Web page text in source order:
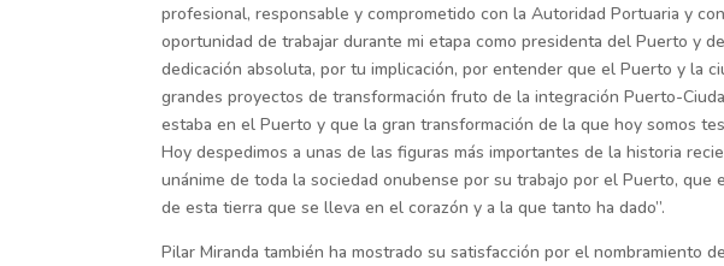
profesional, responsable y comprometido con la Autoridad Portuaria y
oportunidad de trabajar durante mi etapa como presidenta del Puerto y
dedicación absoluta, por tu implicación, por entender que el Puerto y la
grandes proyectos de transformación fruto de la integración Puerto-
estaba en el Puerto y que la gran transformación de la que hoy somos
Hoy despedimos a unas de las figuras más importantes de la historia
unánime de toda la sociedad onubense por su trabajo por el Puerto, que
de esta tierra que se lleva en el corazón y a la que tanto ha dado”.
Pilar Miranda también ha mostrado su satisfacción por el nombramiento